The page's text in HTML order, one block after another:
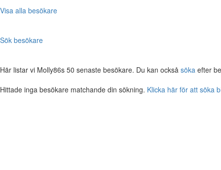
Visa alla besökare
Sök besökare
Här listar vi Molly86s 50 senaste besökare. Du kan också söka efter
Hittade inga besökare matchande din sökning. Klicka här för att söka